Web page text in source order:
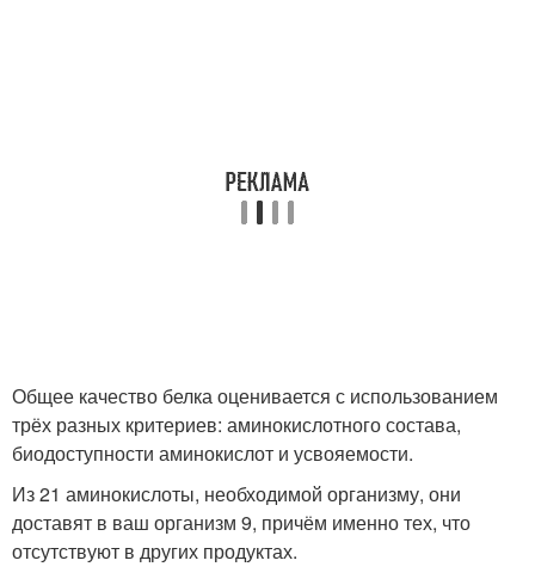
Общее качество белка оценивается с использованием
трёх разных критериев: аминокислотного состава,
биодоступности аминокислот и усвояемости.
Из 21 аминокислоты, необходимой организму, они
доставят в ваш организм 9, причём именно тех, что
отсутствуют в других продуктах.